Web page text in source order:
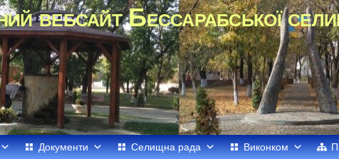
вебсайт Бессарабської
Документи Селищна рада Виконком